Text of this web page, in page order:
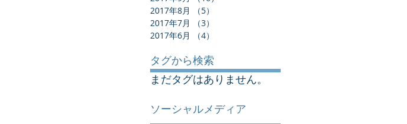
2017年8月
（5）
2017年7月
（3）
2017年6月
（4）
タグから検索
まだタグはありません。
ソーシャルメディア